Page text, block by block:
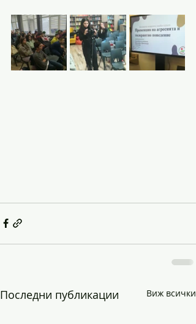
Последни публикации Виж всички